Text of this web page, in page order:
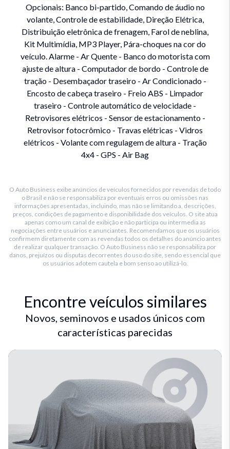
Opcionais: Banco bi-partido, Comando de áudio no
volante, Controle de estabilidade, Direção Elétrica,
Distribuição eletrônica de frenagem, Farol de neblina,
Kit Multimídia, MP3 Player, Pára-choques na cor do
veículo. Alarme - Ar Quente - Banco do motorista com
ajuste de altura - Computador de bordo - Controle de
tração - Desembaçador traseiro - Ar Condicionado -
Encosto de cabeça traseiro - Freio ABS - Limpador
traseiro - Controle automático de velocidade -
Retrovisores elétricos - Sensor de estacionamento -
Retrovisor fotocrômico - Travas elétricas - Vidros
elétricos - Volante com regulagem de altura - Tração
4x4 - GPS - Air Bag
O Auto Business exibe anúncios de veículos fornecidos por revendas de todo
o Brasil e não se responsabiliza por eventuais erros ou omissões nas
informações apresentadas, incluindo, mas não se limitando a, descrições,
preços, condições de pagamento e disponibilidade dos veículos. O site atua
apenas como um canal de exibição e não participa ou intermedia as
negociações entre usuários e anunciantes. Recomendamos que os usuários
confirmem diretamente com as revendas todos os detalhes do anúncio antes
de realizar qualquer transação. O Auto Business não se responsabiliza por
danos, prejuízos ou disputas decorrentes do uso do site, sendo essencial que
os usuários adotem cautela e bom senso ao utilizá-lo.
Encontre veículos similares
Novos, seminovos e usados únicos com
características parecidas